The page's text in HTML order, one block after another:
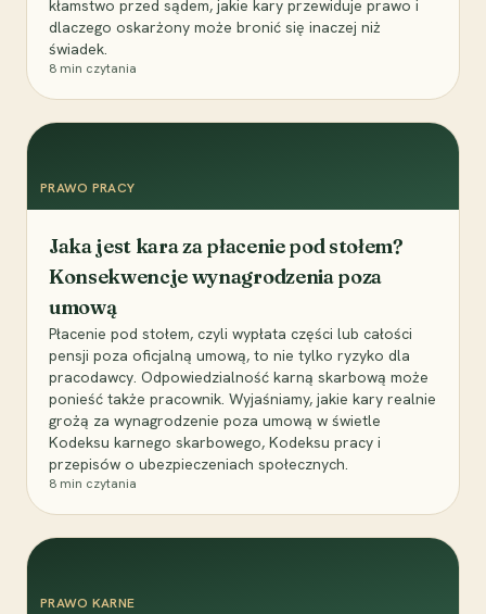
kłamstwo przed sądem, jakie kary przewiduje prawo i
dlaczego oskarżony może bronić się inaczej niż
świadek.
8 min czytania
PRAWO PRACY
Jaka jest kara za płacenie pod stołem?
Konsekwencje wynagrodzenia poza
umową
Płacenie pod stołem, czyli wypłata części lub całości
pensji poza oficjalną umową, to nie tylko ryzyko dla
pracodawcy. Odpowiedzialność karną skarbową może
ponieść także pracownik. Wyjaśniamy, jakie kary realnie
grożą za wynagrodzenie poza umową w świetle
Kodeksu karnego skarbowego, Kodeksu pracy i
przepisów o ubezpieczeniach społecznych.
8 min czytania
PRAWO KARNE